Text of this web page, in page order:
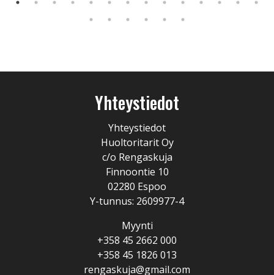
Yhteystiedot
Yhteystiedot
Huoltoritarit Oy
c/o Rengaskuja
Finnoontie 10
02280 Espoo
Y-tunnus: 2609977-4
Myynti
+358 45 2662 000
+358 45 1826 013
rengaskuja@gmail.com